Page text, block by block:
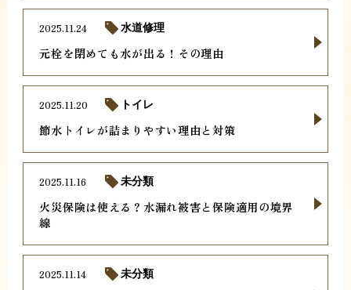
元栓を閉めても水が出る！その理由
2025.11.24 水道修理
節水トイレが詰まりやすい理由と対策
2025.11.20 トイレ
火災保険は使える？水漏れ被害と保険適用の境界
線
2025.11.16 未分類
2025.11.14 未分類